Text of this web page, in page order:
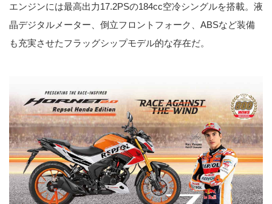
エンジンには最高出力17.2PSの184cc空冷シングルを搭載。液
晶デジタルメーター、倒立フロントフォーク、ABSなど装備
も充実させたフラッグシップモデル的な存在だ。